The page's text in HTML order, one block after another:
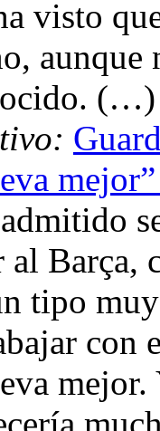
visto
aunque
(…)
al Barça,
tipo
con